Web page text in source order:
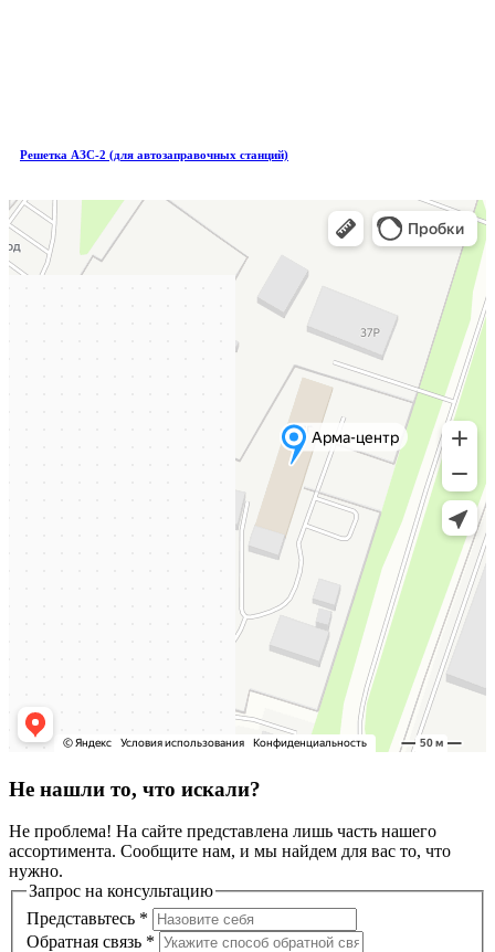
Решетка АЗС-2 (для автозаправочных станций)
Не нашли то, что искали?
Не проблема! На сайте представлена лишь часть нашего
ассортимента. Сообщите нам, и мы найдем для вас то, что
нужно.
Запрос на консультацию
Представьтесь *
Обратная связь *